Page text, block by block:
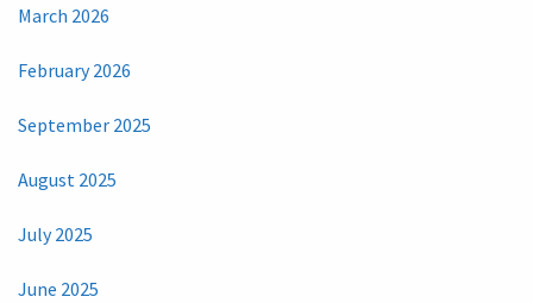
March 2026
February 2026
September 2025
August 2025
July 2025
June 2025